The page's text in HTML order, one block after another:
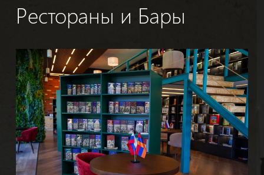
Рестораны и Бары